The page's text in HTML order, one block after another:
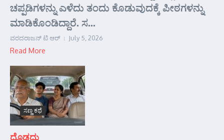
ಚಪ್ಪಡಿಗಳನ್ನು ಎಳೆದು ತಂದು ಕೊಡುವುದಕ್ಕೆ ಪೀಠಗಳನ್ನು
ಮಾಡಿಕೊಂಡಿದ್ದಾರೆ. ಸ...
ವರದರಾಜನ್ ಟಿ ಆರ್ July 5, 2026
Read More
ಸಣ್ಣ ಕಥೆ
ದೊಡ್ಡದು